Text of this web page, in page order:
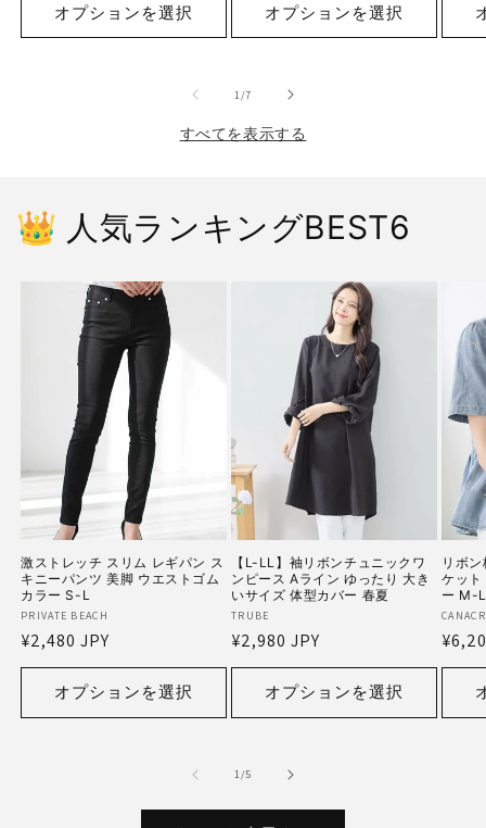
格
オプションを選択
格
オプションを選択
格
1/の
7
すべてを表示する
👑 人気ランキングBEST6
激ストレッチ スリム レギパン ス
キニーパンツ 美脚 ウエストゴム
カラー S-L
販
売
元:
PRIVATE BEACH
通
常
格
¥2,480 JPY
オプションを選択
【L-LL】袖リボンチュニックワ
ンピース Aライン ゆったり 大き
いサイズ 体型カバー 春夏
販
売
元:
TRUBE
通
常
格
¥2,980 JPY
オプションを選択
リボ
ケット
ー M-L
販
売
元:
通
常
格
1/の
5